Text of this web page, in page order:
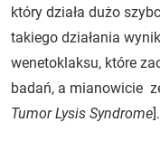
który działa dużo
takiego działania
wenetoklaksu, które
badań, a mianowicie
Tumor Lysis Syndrome